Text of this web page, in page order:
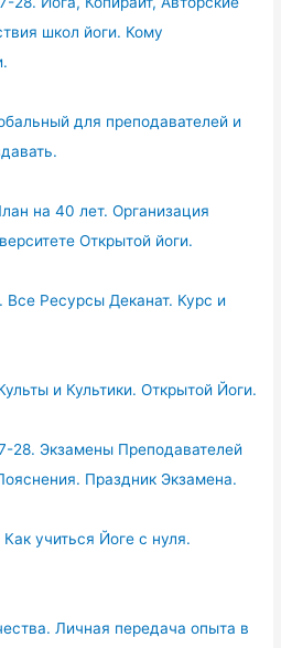
школ йоги. Кому
для преподавателей и
на 40 лет. Организация
Открытой йоги.
Ресурсы Деканат. Курс и
и Культики. Открытой Йоги.
28. Экзамены Преподавателей
Праздник Экзамена.
учиться Йоге с нуля.
Личная передача опыта в